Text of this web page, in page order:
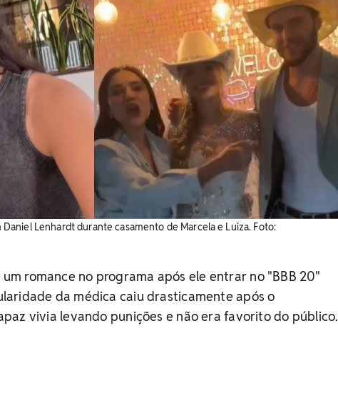
Lenhardt durante casamento de Marcela e Luiza. Foto:
romance no programa após ele entrar no "BBB 20"
da médica caiu drasticamente após o
vivia levando punições e não era favorito do público.